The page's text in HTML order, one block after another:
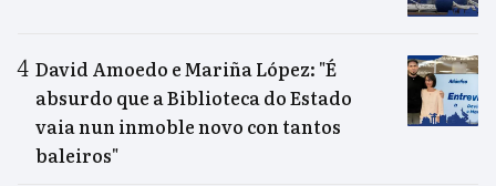
David Amoedo e Mariña López: "É
absurdo que a Biblioteca do Estado
vaia nun inmoble novo con tantos
baleiros"